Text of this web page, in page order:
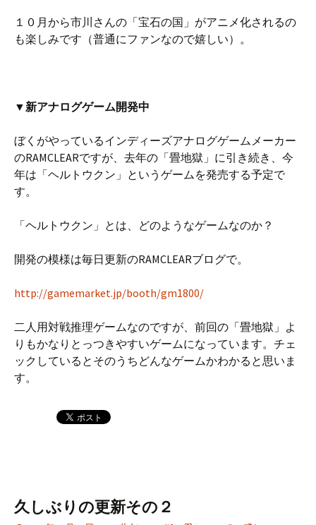
１０月から市川さんの「宝石の国」がアニメ化されるの
も楽しみです（普通にファンなので嬉しい）。
▼新アナログゲーム開発中
ぼくがやっているインディーズアナログゲームメーカー
のRAMCLEARですが、去年の「畳地獄」に引き続き、今
年は「ヘルトウクン」というゲームを発売する予定で
す。
「ヘルトウクン」とは、どのようなゲームなのか？
開発の模様は毎日更新のRAMCLEARブログで。
http://gamemarket.jp/booth/gm1800/
二人用対戦推理ゲームなのですが、前回の「畳地獄」よ
りもかなりとっつきやすいゲームになっています。チェ
ックしているとそのうちどんなゲームかわかると思いま
す。
久しぶりの更新その２